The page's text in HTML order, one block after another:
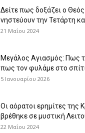
Δείτε πως δοξάζει ο
νηστεύουν την Τετάρτη
21 Μαΐου 2024
Μεγάλος Αγιασμός: Πως
πως τον φυλάμε στο
5 Ιανουαρίου 2026
Οι αόρατοι ερημίτες της
βρέθηκε σε μυστική
22 Μαΐου 2024